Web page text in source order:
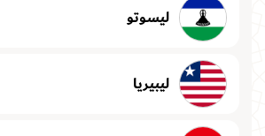
ليسوتو
ليبيريا